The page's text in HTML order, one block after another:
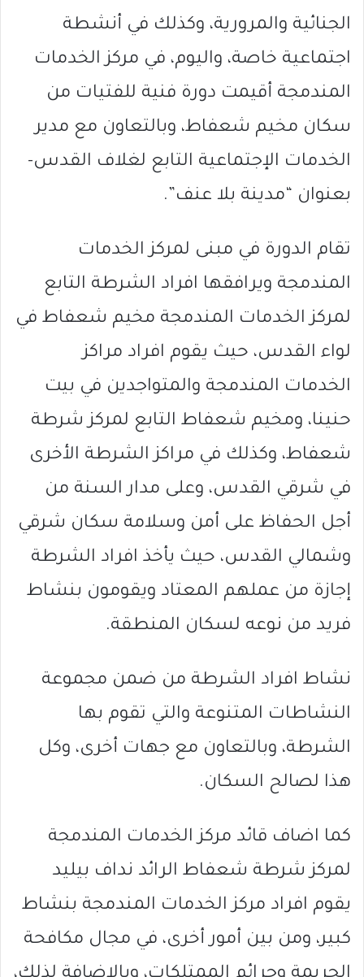
الجنائية والمرورية، وكذلك في أنشطة
اجتماعية خاصة، واليوم، في مركز الخدمات
المندمجة أقيمت دورة فنية للفتيات من
سكان مخيم شعفاط، وبالتعاون مع مدير
الخدمات الإجتماعية التابع لغلاف القدس-
بعنوان “مدينة بلا عنف”.
تقام الدورة في مبنى لمركز الخدمات
المندمجة ويرافقها افراد الشرطة التابع
لمركز الخدمات المندمجة مخيم شعفاط في
لواء القدس، حيث يقوم افراد مراكز
الخدمات المندمجة والمتواجدين في بيت
حنينا، ومخيم شعفاط التابع لمركز شرطة
شعفاط، وكذلك في مراكز الشرطة الأخرى
في شرقي القدس، وعلى مدار السنة من
أجل الحفاظ على أمن وسلامة سكان شرقي
وشمالي القدس، حيث يأخذ افراد الشرطة
إجازة من عملهم المعتاد ويقومون بنشاط
فريد من نوعه لسكان المنطقة.
نشاط افراد الشرطة من ضمن مجموعة
النشاطات المتنوعة والتي تقوم بها
الشرطة، وبالتعاون مع جهات أخرى، وكل
هذا لصالح السكان.
كما اضاف قائد مركز الخدمات المندمجة
لمركز شرطة شعفاط الرائد نداف بيليد
يقوم افراد مركز الخدمات المندمجة بنشاط
كبير، ومن بين أمور أخرى، في مجال مكافحة